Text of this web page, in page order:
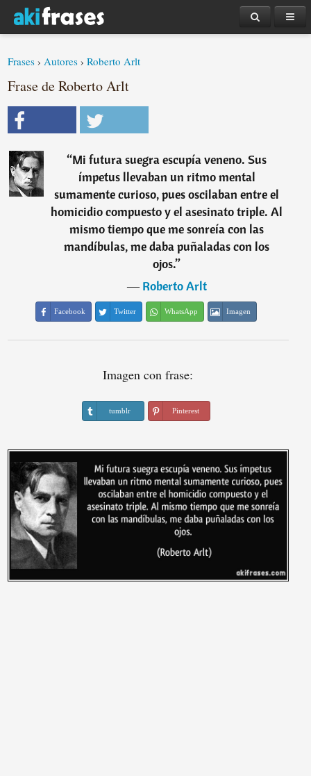
Frases ›Autores ›Roberto Arlt
Frase de Roberto Arlt
“Mi futura suegra escupía veneno. Sus
ímpetus llevaban un ritmo mental
sumamente curioso, pues oscilaban entre el
homicidio compuesto y el asesinato triple. Al
mismo tiempo que me sonreía con las
mandíbulas, me daba puñaladas con los
ojos.”
―Roberto Arlt
Facebook Twitter WhatsApp Imagen
Imagen con frase:
tumblr Pinterest